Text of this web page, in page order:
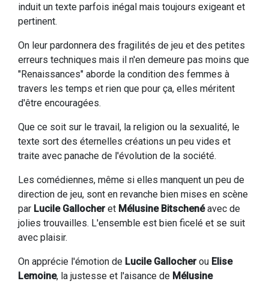
induit un texte parfois inégal mais toujours exigeant et
pertinent.
On leur pardonnera des fragilités de jeu et des petites
erreurs techniques mais il n'en demeure pas moins que
"Renaissances" aborde la condition des femmes à
travers les temps et rien que pour ça, elles méritent
d'être encouragées.
Que ce soit sur le travail, la religion ou la sexualité, le
texte sort des éternelles créations un peu vides et
traite avec panache de l'évolution de la société.
Les comédiennes, même si elles manquent un peu de
direction de jeu, sont en revanche bien mises en scène
par Lucile Gallocheret Mélusine Bitschenéavec de
jolies trouvailles. L'ensemble est bien ficelé et se suit
avec plaisir.
On apprécie l'émotion de Lucile Gallocherou Elise
Lemoine, la justesse et l'aisance de Mélusine